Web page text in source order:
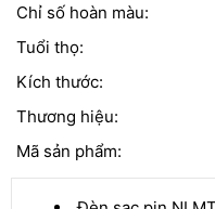
Chỉ số hoàn màu:
Tuổi thọ:
Kích thước:
Thương hiệu:
Mã sản phẩm: